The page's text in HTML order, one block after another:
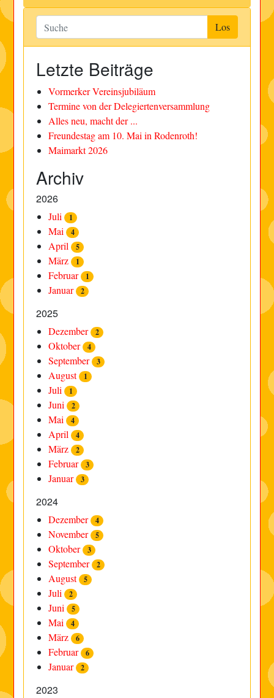
Letzte Beiträge
Vormerker Vereinsjubiläum
Termine von der Delegiertenversammlung
Alles neu, macht der ...
Freundestag am 10. Mai in Rodenroth!
Maimarkt 2026
Archiv
2026
Juli 1
Mai 4
April 5
März 1
Februar 1
Januar 2
2025
Dezember 2
Oktober 4
September 3
August 1
Juli 1
Juni 2
Mai 4
April 4
März 2
Februar 3
Januar 3
2024
Dezember 4
November 5
Oktober 3
September 2
August 5
Juli 2
Juni 5
Mai 4
März 6
Februar 6
Januar 2
2023